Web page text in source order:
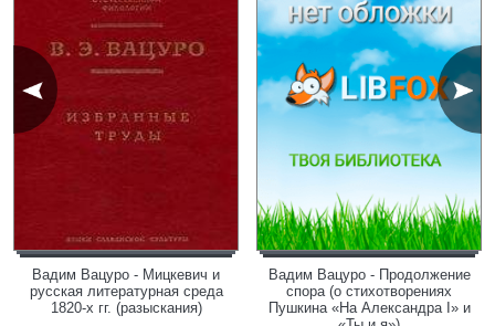
Вадим Вацуро - Мицкевич и
русская литературная среда
1820-х гг. (разыскания)
Вадим Вацуро - Продолжение
спора (о стихотворениях
Пушкина «На Александра I» и